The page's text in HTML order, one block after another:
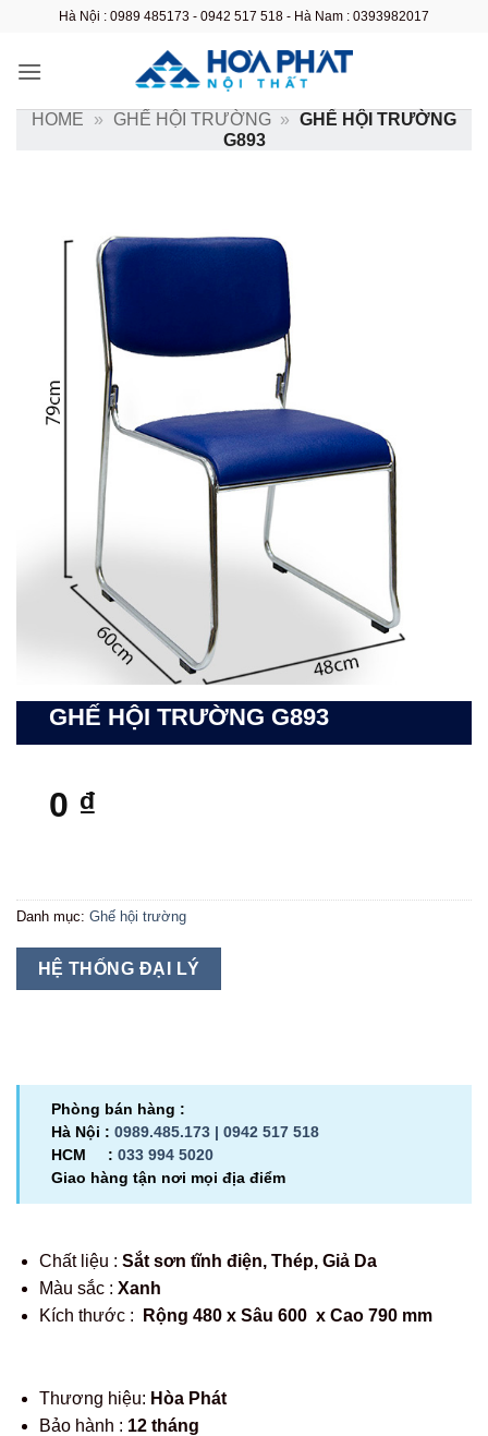
nội
Hà Nội : 0989 485173 - 0942 517 518 - Hà Nam : 0393982017
HOME » GHẾ HỘI TRƯỜNG » GHẾ HỘI TRƯỜNG
G893
GHẾ HỘI TRƯỜNG G893
0 ₫
Danh mục: Ghế hội trường
HỆ THỐNG ĐẠI LÝ
Phòng bán hàng :
Hà Nội : 0989.485.173 | 0942 517 518
HCM : 033 994 5020
Giao hàng tận nơi mọi địa điểm
Chất liệu : Sắt sơn tĩnh điện, Thép, Giả Da
Màu sắc : Xanh
Kích thước :
Rộng 480 x Sâu 600 x Cao 790 mm
Thương hiệu: Hòa Phát
Bảo hành : 12 tháng